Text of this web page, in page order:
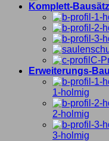
Komplett-
C-
Erweiterungs-
1-holmig
2-holmig
3-holmig